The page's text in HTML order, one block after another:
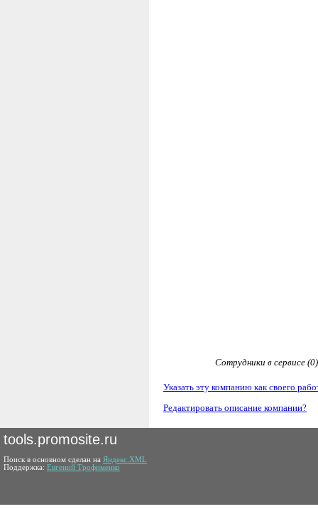
Сотрудники в сервисе (0)
Указать эту компанию как своего
Редактировать описание компании?
tools.promosite.ru
Поиск в основном сделан на Яндекс.XML
Поддержка: Евгений Трофименко